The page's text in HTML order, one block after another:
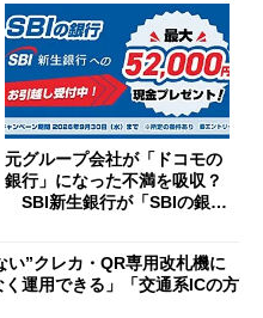
元グループ会社が「ドコモの
銀行」になった不満を吸収？
SBI新生銀行が「SBIの銀
開催
い”クレカ・QR専用改札機に
運用できる」「交通系ICの方